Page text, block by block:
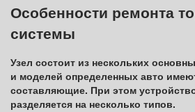
Особенности ремонта
системы
Узел состоит из нескольких
и моделей определенных авто
составляющие. При этом
разделяется на несколько типов.